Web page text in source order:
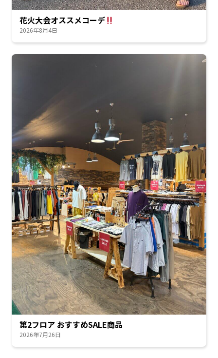
花火大会オススメコーデ
2026年8月4日
第2フロア おすすめSALE商品
2026年7月26日